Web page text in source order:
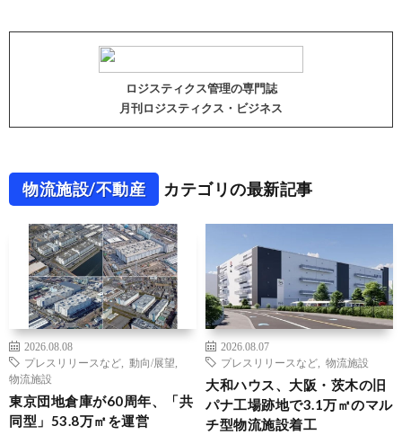
ロジスティクス管理の専門誌
月刊ロジスティクス・ビジネス
物流施設/不動産 カテゴリの最新記事
2026.08.08
プレスリリースなど
動向/展望
物流施設
東京団地倉庫が60周年、「共
同型」53.8万㎡を運営
2026.08.07
プレスリリースなど
物流施設
大和ハウス、大阪・茨木の旧
パナ工場跡地で3.1万㎡のマル
チ型物流施設着工